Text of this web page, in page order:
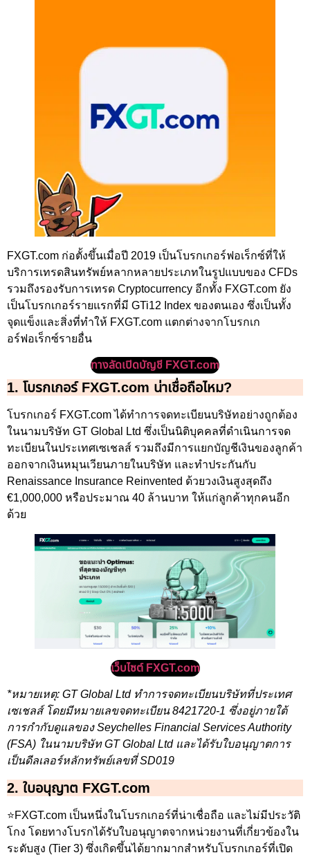
FXGT.com ก่อตั้งขึ้นเมื่อปี 2019 เป็นโบรกเกอร์ฟอเร็กซ์ที่ให้
บริการเทรดสินทรัพย์หลากหลายประเภทในรูปแบบของ CFDs
รวมถึงรองรับการเทรด Cryptocurrency อีกทั้ง FXGT.com ยัง
เป็นโบรกเกอร์รายแรกที่มี GTi12 Index ของตนเอง ซึ่งเป็นทั้ง
จุดแข็งและสิ่งที่ทำให้ FXGT.com แตกต่างจากโบรกเก
อร์ฟอเร็กซ์รายอื่น
ทางลัดเปิดบัญชี FXGT.com
1. โบรกเกอร์ FXGT.com น่าเชื่อถือไหม?
โบรกเกอร์ FXGT.com ได้ทำการจดทะเบียนบริษัทอย่างถูกต้อง
ในนามบริษัท GT Global Ltd ซึ่งเป็นนิติบุคคลที่ดำเนินการจด
ทะเบียนในประเทศเซเชลส์ รวมถึงมีการแยกบัญชีเงินของลูกค้า
ออกจากเงินหมุนเวียนภายในบริษัท และทำประกันกับ
Renaissance Insurance Reinvented ด้วยวงเงินสูงสุดถึง
€1,000,000 หรือประมาณ 40 ล้านบาท ให้แก่ลูกค้าทุกคนอีก
ด้วย
เว็บไซต์ FXGT.com
*หมายเหตุ: GT Global Ltd ทำการจดทะเบียนบริษัทที่ประเทศ
เซเชลส์ โดยมีหมายเลขจดทะเบียน 8421720-1 ซึ่งอยู่ภายใต้
การกำกับดูแลของ Seychelles Financial Services Authority
(FSA) ในนามบริษัท GT Global Ltd และได้รับใบอนุญาตการ
เป็นดีลเลอร์หลักทรัพย์เลขที่ SD019
2. ใบอนุญาต FXGT.com
⭐FXGT.com เป็นหนึ่งในโบรกเกอร์ที่น่าเชื่อถือ และไม่มีประวัติ
โกง โดยทางโบรกได้รับใบอนุญาตจากหน่วยงานที่เกี่ยวข้องใน
ระดับสูง (Tier 3) ซึ่งเกิดขึ้นได้ยากมากสำหรับโบรกเกอร์ที่เปิด